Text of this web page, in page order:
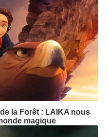
la Forêt : LAIKA nous
magique